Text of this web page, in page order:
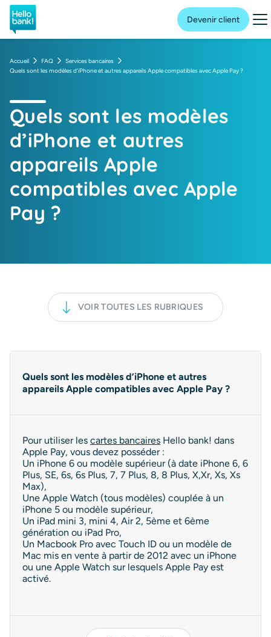
Hello bank! la banque en ligne de BNP Paribas
Devenir client
Accueil FAQ
Services bancaires
Quels sont les modèles d’iPhone et autres appareils Apple compatibles avec Apple Pay ?
Quels sont les modèles
d’iPhone et autres
appareils Apple
compatibles avec Apple
Pay ?
VOIR TOUTES LES RUBRIQUES
Quels sont les modèles d’iPhone et autres
appareils Apple compatibles avec Apple Pay ?
Pour utiliser les cartes bancaires Hello bank! dans
Apple Pay, vous devez posséder :
Un iPhone 6 ou modèle supérieur (à date iPhone 6, 6
Plus, SE, 6s, 6s Plus, 7, 7 Plus, 8, 8 Plus, X,Xr, Xs, Xs
Max),
Une Apple Watch (tous modèles) couplée à un
iPhone 5 ou modèle supérieur,
Un iPad mini 3, mini 4, Air 2, 5ème et 6ème
génération ou iPad Pro,
Un Macbook Pro avec Touch ID ou un modèle de
Mac mis en vente à partir de 2012 avec un iPhone
ou une Apple Watch sur lesquels Apple Pay est
activé.